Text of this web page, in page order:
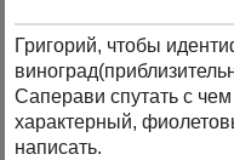
Григорий, чтобы
Саперави спутать с чем
характерный,
написать.